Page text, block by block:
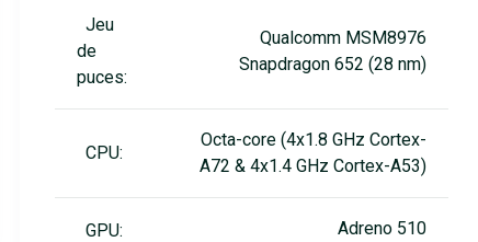
Jeu
de
puces:
Qualcomm MSM8976
Snapdragon 652 (28 nm)
CPU:
Octa-core (4x1.8 GHz Cortex-
A72 & 4x1.4 GHz Cortex-A53)
GPU: Adreno 510